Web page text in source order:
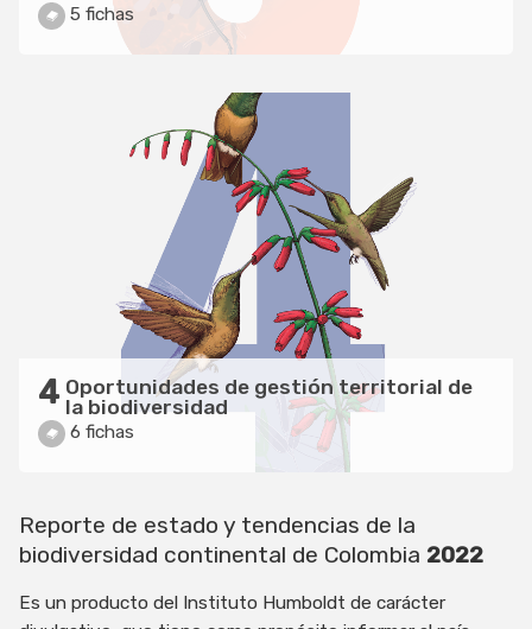
5 fichas
4 Oportunidades de gestión territorial de
la biodiversidad
6 fichas
Reporte de estado y tendencias de la
biodiversidad continental de Colombia 2022
Es un producto del Instituto Humboldt de carácter